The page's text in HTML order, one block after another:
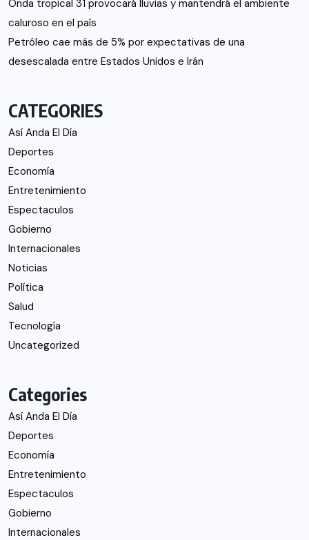
Onda tropical 31 provocará lluvias y mantendrá el ambiente
caluroso en el país
Petróleo cae más de 5% por expectativas de una
desescalada entre Estados Unidos e Irán
CATEGORIES
Así Anda El Día
Deportes
Economía
Entretenimiento
Espectaculos
Gobierno
Internacionales
Noticias
Política
Salud
Tecnología
Uncategorized
Categories
Así Anda El Día
Deportes
Economía
Entretenimiento
Espectaculos
Gobierno
Internacionales